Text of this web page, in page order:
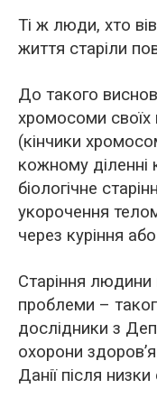
Ті ж люди, хто
життя старіли
До такого
хромосоми своїх
(кінчики
кожному діленні
біологічне
укорочення
через куріння
Старіння людини
проблеми –
дослідники з
охорони
Данії після